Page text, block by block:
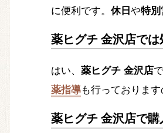
に便利です。 休日や特別
薬ヒグチ 金沢店で
はい、 薬ヒグチ 金沢店
薬指導も行っておりま
薬ヒグチ 金沢店で